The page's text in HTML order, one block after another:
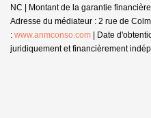
NC | Montant de la garantie
Adresse du médiateur : 2 rue de
: www.anmconso.com | Date
juridiquement et financièrement